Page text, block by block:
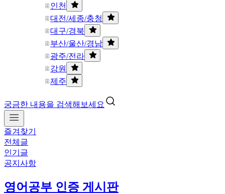
인천
대전/세종/충청
대구/경북
부산/울산/경남
광주/전라
강원
제주
궁금한 내용을 검색해보세요
즐겨찾기
전체글
인기글
공지사항
영어공부 인증 게시판